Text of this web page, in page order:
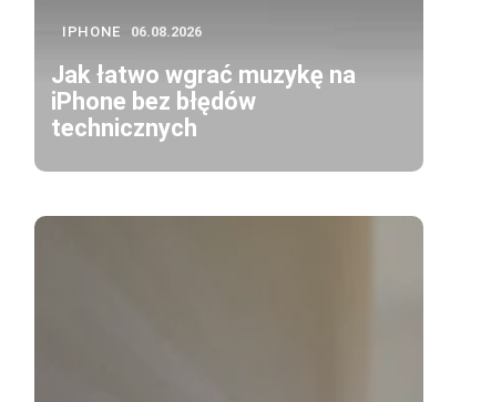
IPHONE 06.08.2026
Jak łatwo wgrać muzykę na
iPhone bez błędów
technicznych